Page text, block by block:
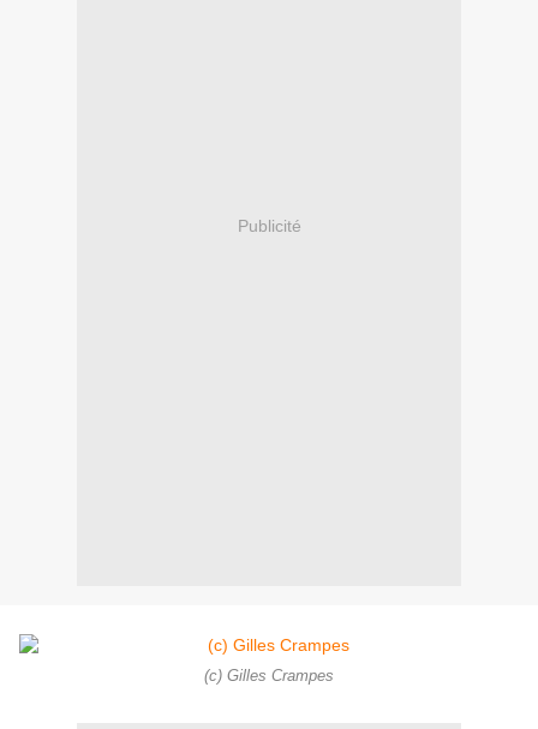
Publicité
(c) Gilles Crampes